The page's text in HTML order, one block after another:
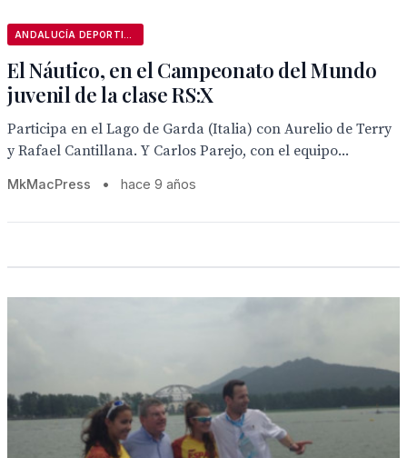
El Náutico, en el Campeonato del Mundo
juvenil de la clase RS:X
Participa en el Lago de Garda (Italia) con Aurelio de Terry
y Rafael Cantillana. Y Carlos Parejo, con el equipo...
MkMacPress • hace 9 años